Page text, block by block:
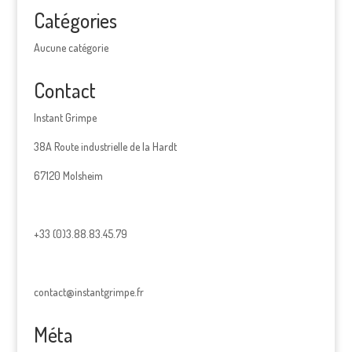
Catégories
Aucune catégorie
Contact
Instant Grimpe
38A Route industrielle de la Hardt
67120 Molsheim
+33 (0)3.88.83.45.79
contact@instantgrimpe.fr
Méta